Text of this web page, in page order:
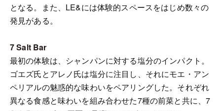
となる。また、LE&には体験的スペースをはじめ数々の
発見がある。
7 Salt Bar
最初の体験は、シャンパンに対する塩分のインパクト。
ゴエズ氏とアレノ氏は塩分に注目し、それにモエ・アン
ペリアルの魅惑的な味わいをペアリングした。それぞれ
異なる食感と味わいを組み合わせた7種の前菜と共に、7